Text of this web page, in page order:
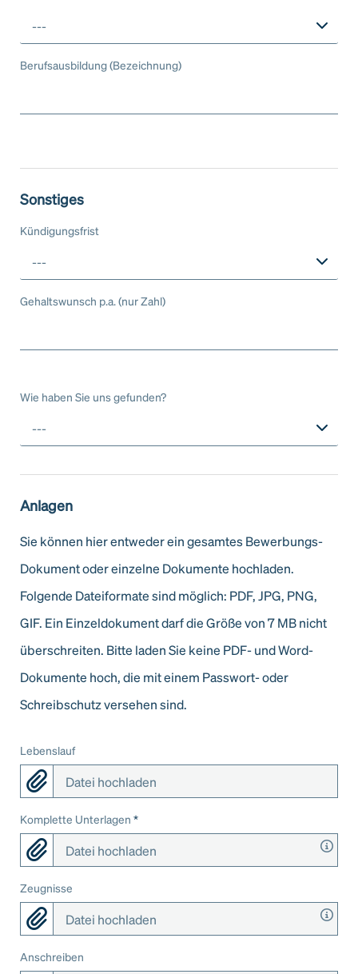
---
Berufsausbildung (Bezeichnung)
Sonstiges
Kündigungsfrist
---
Gehaltswunsch p.a. (nur Zahl)
Wie haben Sie uns gefunden?
---
Anlagen
Sie können hier entweder ein gesamtes Bewerbungs-
Dokument oder einzelne Dokumente hochladen.
Folgende Dateiformate sind möglich: PDF, JPG, PNG,
GIF. Ein Einzeldokument darf die Größe von 7 MB nicht
überschreiten. Bitte laden Sie keine PDF- und Word-
Dokumente hoch, die mit einem Passwort- oder
Schreibschutz versehen sind.
Lebenslauf
Datei hochladen
Komplette Unterlagen *
Datei hochladen
Zeugnisse
Datei hochladen
Anschreiben